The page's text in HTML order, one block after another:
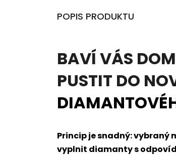
POPIS PRODUKTU
BAVÍ VÁS
PUSTIT DO
Princip je snadný:
vyplnit diamanty s